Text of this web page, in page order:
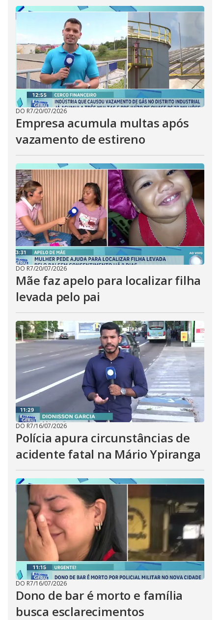
DO R7/20/07/2026
Empresa acumula multas após
vazamento de estireno
DO R7/20/07/2026
Mãe faz apelo para localizar filha
levada pelo pai
DO R7/16/07/2026
Polícia apura circunstâncias de
acidente fatal na Mário Ypiranga
DO R7/16/07/2026
Dono de bar é morto e família
busca esclarecimentos